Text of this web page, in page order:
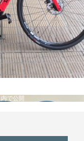
内で公開